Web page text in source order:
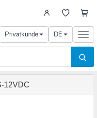
Privatkunde DE
12VDC